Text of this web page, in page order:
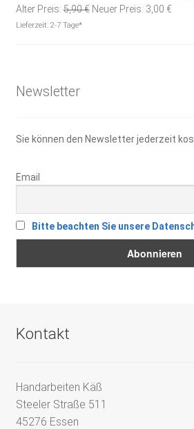
Alter Preis: 5,90€ Ursprünglicher
Neuer Preis: 3,00 €
Lieferzeit: 2-7 Tage*
Newsletter
Sie können den Newsletter jederzeit
Email
Bitte beachten Sie unsere
Kontakt
Handarbeiten Käß
Steeler Straße 511
45276 Essen